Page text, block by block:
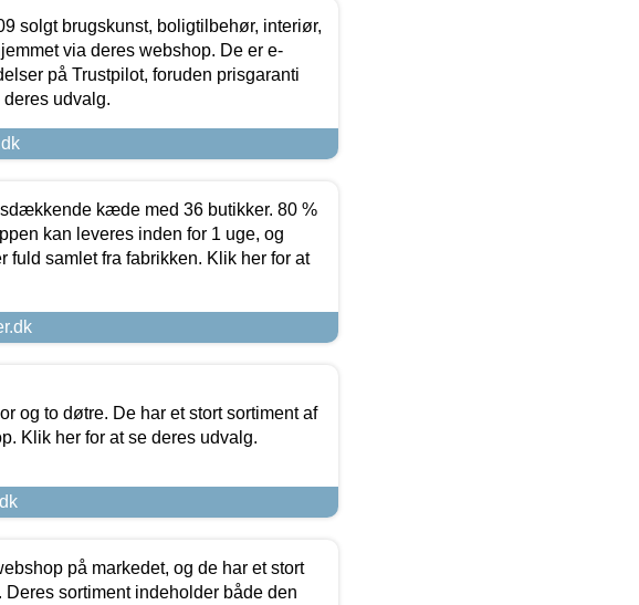
solgt brugskunst, boligtilbehør, interiør,
via deres webshop. De er e-
på Trustpilot, foruden prisgaranti
deres udvalg.
kæde med 36 butikker. 80 %
kan leveres inden for 1 uge, og
fuld samlet fra fabrikken. Klik her for at
og to døtre. De har et stort sortiment af
Klik her for at se deres udvalg.
på markedet, og de har et stort
sortiment indeholder både den